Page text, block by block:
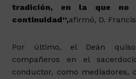
tradición, en la que no
continuidad”,afirmó, D.
Por último, el Deán
compañeros en el
conductor, como mediadores,